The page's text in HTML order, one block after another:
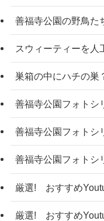
善福寺公園の野鳥た
スウィーティーを人
巣箱の中にハチの巣
善福寺公園フォト
善福寺公園フォト
善福寺公園フォト
厳選! おすすめ
厳選! おすすめ